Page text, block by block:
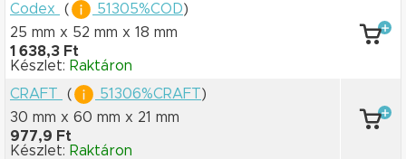
Codex
( 51305%COD)
25 mm x 52 mm x 18 mm
1 638,3 Ft
Készlet: Raktáron
CRAFT
( 51306%CRAFT)
30 mm x 60 mm x 21 mm
977,9 Ft
Készlet: Raktáron